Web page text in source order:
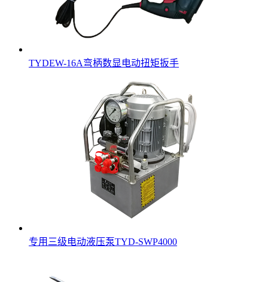
TYDEW-16A弯柄数显电动扭矩扳手
专用三级电动液压泵TYD-SWP4000